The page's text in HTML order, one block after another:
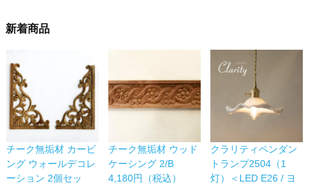
新着商品
チーク無垢材 カービ
ング ウォールデコレ
ーション 2個セッ
チーク無垢材 ウッド
ケーシング 2/B
4,180円（税込）
クラリティペンダン
トランプ2504（1
灯）＜LED E26 / ヨ